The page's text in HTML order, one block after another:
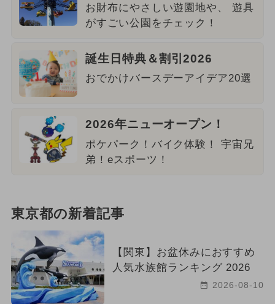
お財布にやさしい遊園地や、 遊具
がすごい公園をチェック！
誕生日特典＆割引2026
おでかけバースデーアイデア20選
2026年ニューオープン！
ポケパーク！バイク体験！ 宇宙兄
弟！eスポーツ！
東京都の新着記事
【関東】お盆休みにおすすめ
人気水族館ランキング 2026
2026-08-10